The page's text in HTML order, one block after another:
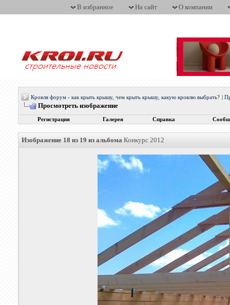
В избранное На сайт О компании
Кровля форум - как крыть крышу, чем крыть крышу, какую кровлю выбрать?
Просмотреть изображение
Регистрация Галерея Справка
Изображение 18 из 19 из альбома Конкурс 2012